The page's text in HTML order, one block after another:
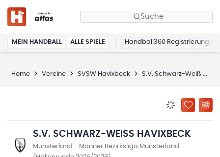
Suche
MEIN HANDBALL ALLE SPIELE Handball360 Registrierung
Home Vereine SVSW Havixbeck S.V. Schwarz-Weiß Havixbeck
ZU
S.V. SCHWARZ-WEISS HAVIXBECK
Münsterland - Männer Bezirksliga Münsterland